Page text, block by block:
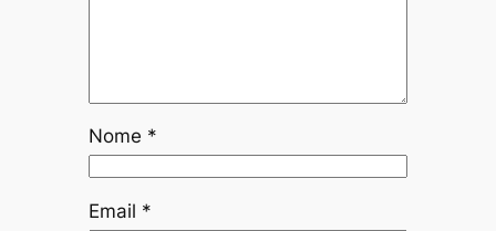
Nome *
Email *